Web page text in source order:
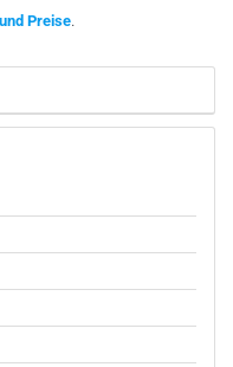
Preise.